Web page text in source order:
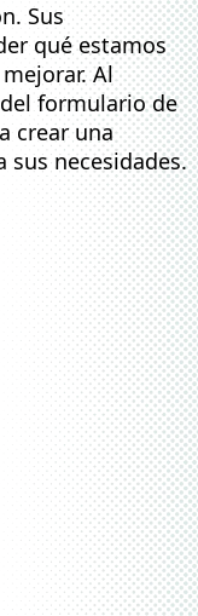
Sus
qué estamos
Al
formulario de
crear una
sus necesidades.